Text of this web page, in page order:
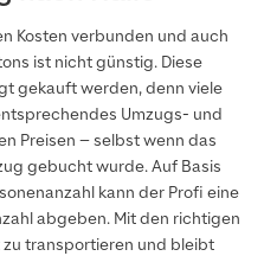
Kosten verbunden und auch
ist nicht günstig. Diese
gekauft werden, denn viele
Umzugs- und
Preisen – selbst wenn das
gebucht wurde. Auf Basis
kann der Profi eine
abgeben. Mit den richtigen
transportieren und bleibt